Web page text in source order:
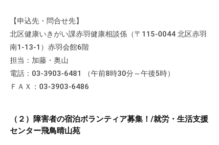
情
報
交
流
。
様
【申込先・問合せ先】
北区健康いきがい課赤羽健康相談係（〒115-0044 北区赤羽
南1-13-1）赤羽会館6階
担当：加藤・奥山
電話：03-3903-6481 （午前8時30分～午後5時）
ＦＡＸ：03-3903-6486
（２）障害者の宿泊ボランティア募集！/就労・生活支援
センター飛鳥晴山苑